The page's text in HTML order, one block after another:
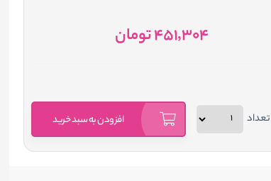
451٬304تومان
تعداد افزودن به سبد خرید